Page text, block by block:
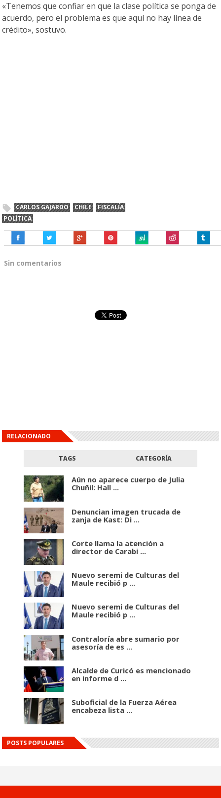
«Tenemos que confiar en que la clase política se ponga de
acuerdo, pero el problema es que aquí no hay línea de
crédito», sostuvo.
CARLOS GAJARDO CHILE
FISCALÍA
POLÍTICA
Sin comentarios
RELACIONADO
TAGS CATEGORÍA
Aún no aparece cuerpo de Julia
Chuñil: Hall ...
Denuncian imagen trucada de
zanja de Kast: Di ...
Corte llama la atención a
director de Carabi ...
Nuevo seremi de Culturas del
Maule recibió p ...
Nuevo seremi de Culturas del
Maule recibió p ...
Contraloría abre sumario por
asesoría de es ...
Alcalde de Curicó es mencionado
en informe d ...
Suboficial de la Fuerza Aérea
encabeza lista ...
POSTS POPULARES